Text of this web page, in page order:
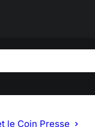
le Coin Presse